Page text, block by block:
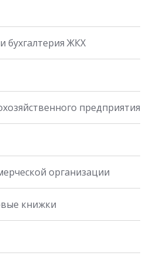
бухгалтерия ЖКХ
предприятия
организации
книжки